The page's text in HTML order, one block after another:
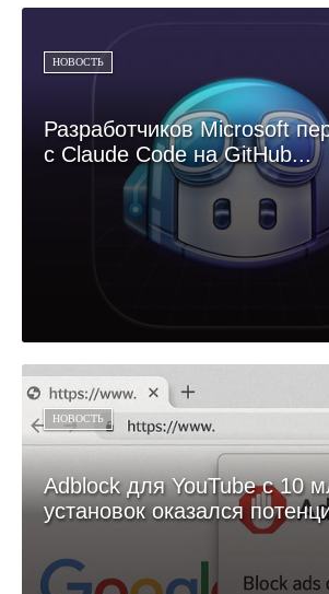
НОВОСТЬ
Разработчиков Microsoft
с Claude Code на GitHub...
НОВОСТЬ
Adblock для YouTube с 10
установок оказался